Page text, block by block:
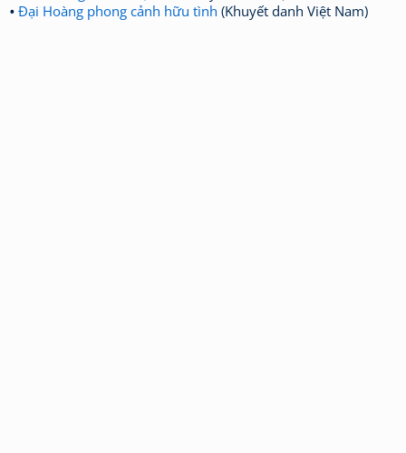
Đại Hoàng phong cảnh hữu tình (Khuyết danh Việt Nam)